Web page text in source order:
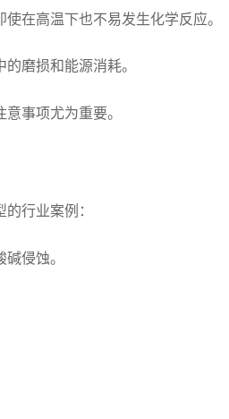
在高温下也不易发生化学反应。
磨损和能源消耗。
事项尤为重要。
行业案例：
侵蚀。